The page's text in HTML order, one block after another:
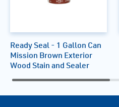
Ready Seal - 1 Gallon Can
Mission Brown Exterior
Wood Stain and Sealer